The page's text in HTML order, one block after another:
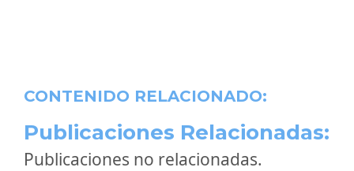
CONTENIDO RELACIONADO:
Publicaciones Relacionadas:
Publicaciones no relacionadas.